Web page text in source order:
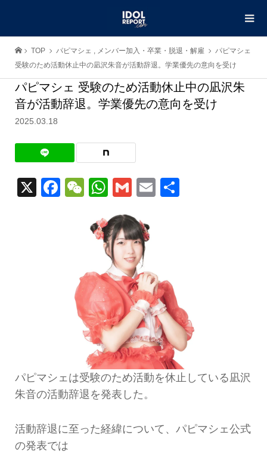
TOP パピマシェ , メンバー加入・卒業・脱退・解雇
パピマシェ
受験のため活動休止中の凪沢朱音が活動辞退。学業優先の意向を受け
パピマシェ 受験のため活動休止中の凪沢朱
音が活動辞退。学業優先の意向を受け
2025.03.18
X Facebook
WeChat
WhatsApp
GmailEmail
パピマシェは受験のため活動を休止している凪沢
朱音の活動辞退を発表した。
活動辞退に至った経緯について、パピマシェ公式
の発表では